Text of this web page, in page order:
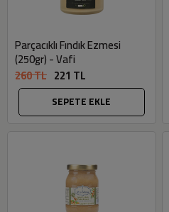
Parçacıklı Fındık Ezmesi
(250gr) - Vafi
260 TL 221 TL
SEPETE EKLE